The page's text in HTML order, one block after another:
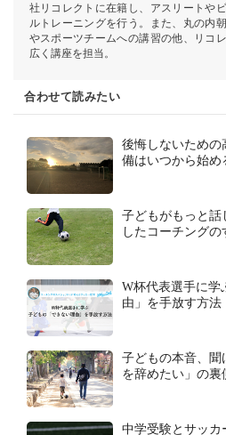
社リコレクトに在籍し、アスリートや
ルトレーニングを行う。また、丸の内
やスポーツチームへの講習の他、リコ
広く講座を担当。
合わせて読みたい
後悔しないための
備はいつから始め
子どもがもっと話
したコーチングの
W杯代表選手に学
由」を手放す方法
子どもの本音、聞
を辞めたい」の裏
中学受験とサッカ